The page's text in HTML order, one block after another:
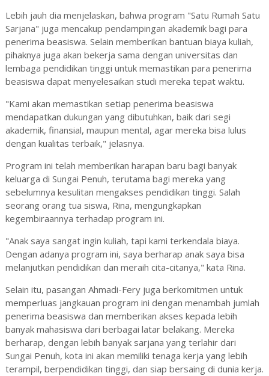
Lebih jauh dia menjelaskan, bahwa program "Satu Rumah Satu
Sarjana" juga mencakup pendampingan akademik bagi para
penerima beasiswa. Selain memberikan bantuan biaya kuliah,
pihaknya juga akan bekerja sama dengan universitas dan
lembaga pendidikan tinggi untuk memastikan para penerima
beasiswa dapat menyelesaikan studi mereka tepat waktu.
"Kami akan memastikan setiap penerima beasiswa
mendapatkan dukungan yang dibutuhkan, baik dari segi
akademik, finansial, maupun mental, agar mereka bisa lulus
dengan kualitas terbaik," jelasnya.
Program ini telah memberikan harapan baru bagi banyak
keluarga di Sungai Penuh, terutama bagi mereka yang
sebelumnya kesulitan mengakses pendidikan tinggi. Salah
seorang orang tua siswa, Rina, mengungkapkan
kegembiraannya terhadap program ini.
"Anak saya sangat ingin kuliah, tapi kami terkendala biaya.
Dengan adanya program ini, saya berharap anak saya bisa
melanjutkan pendidikan dan meraih cita-citanya," kata Rina.
Selain itu, pasangan Ahmadi-Fery juga berkomitmen untuk
memperluas jangkauan program ini dengan menambah jumlah
penerima beasiswa dan memberikan akses kepada lebih
banyak mahasiswa dari berbagai latar belakang. Mereka
berharap, dengan lebih banyak sarjana yang terlahir dari
Sungai Penuh, kota ini akan memiliki tenaga kerja yang lebih
terampil, berpendidikan tinggi, dan siap bersaing di dunia kerja.